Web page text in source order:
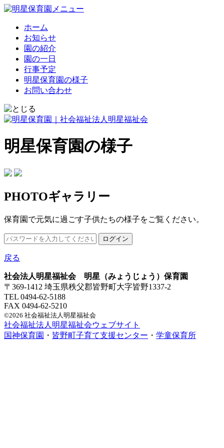
ホーム
お知らせ
園の紹介
園の一日
行事予定
明星保育園の様子
お問い合わせ
明星保育園の様子
PHOTOギャラリー
保育園で元気に過ごす子供たちの様子をご覧ください。
戻る
社会法人明星福祉会 明星（みょうじょう）保育園
〒369-1412 埼玉県秩父郡皆野町大字皆野1337-2
TEL 0494-62-5188
FAX 0494-62-5210
©2026 社会福祉法人明星福祉会
社会福祉法人明星福祉会ウェブサイト
国神保育園 ・ 皆野町子育て支援センター ・ 学童保育所